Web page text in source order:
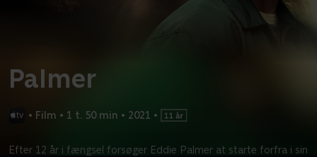
Palmer
• Film • 1 t. 50 min • 2021 •
Efter 12 år i fængsel forsøger Eddie Palmer at starte forfra i sin